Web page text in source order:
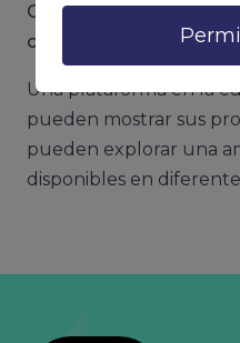
Google que permite a
comparar productos
Una plataforma en la
pueden mostrar sus
pueden explorar una
disponibles en